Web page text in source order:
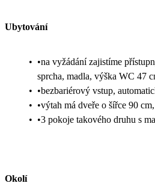
Ubytování
• •na vyžádání zajistíme
sprcha, madla, výška WC 47
• •bezbariérový vstup,
• •výtah má dveře o šířce 90
• •3 pokoje takového druhu s
Okolí